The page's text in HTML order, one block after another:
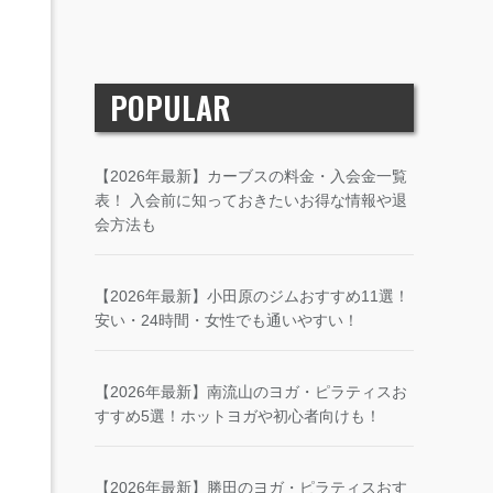
POPULAR
【2026年最新】カーブスの料金・入会金一覧
表！ 入会前に知っておきたいお得な情報や退
会方法も
【2026年最新】小田原のジムおすすめ11選！
安い・24時間・女性でも通いやすい！
【2026年最新】南流山のヨガ・ピラティスお
すすめ5選！ホットヨガや初心者向けも！
【2026年最新】勝田のヨガ・ピラティスおす